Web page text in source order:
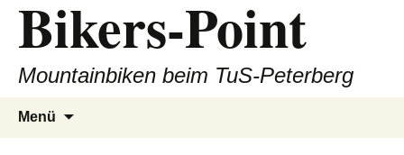
Zum
Inhalt
springen
Bikers-Point
Mountainbiken beim TuS-Peterberg
Menü